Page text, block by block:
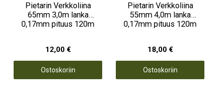
Pietarin Verkkoliina
65mm 3,0m lanka
0,17mm pituus 120m
12,00 €
Ostoskoriin
Pietarin Verkkoliina
55mm 4,0m lanka
0,17mm pituus 120m
18,00 €
Ostoskoriin